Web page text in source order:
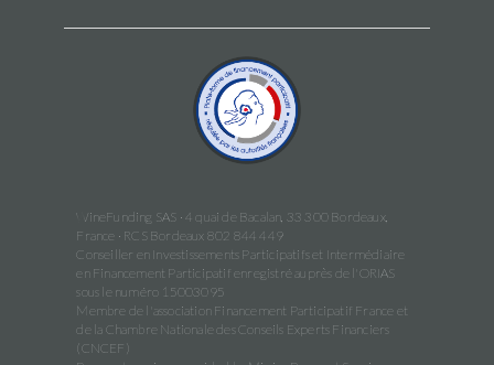
WineFunding SAS · 4 quai de Bacalan, 33 300 Bordeaux,
France · RCS Bordeaux 802 844 449
Conseiller en Investissements Participatifs et Intermédiaire
en Financement Participatif enregistré auprès de l'ORIAS
sous le numéro 15003095
Membre de l'association Financement Participatif France et
de la Chambre Nationale des Conseils Experts Financiers
(CNCEF)